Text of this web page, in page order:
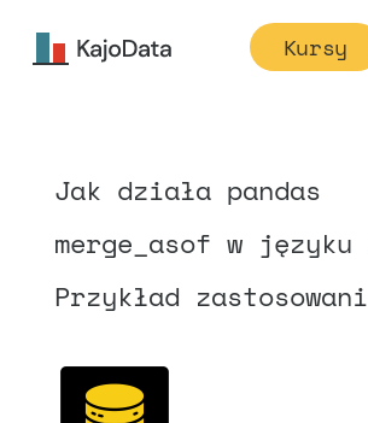
Kursy
Jak działa pandas
merge_asof w języku
Przykład